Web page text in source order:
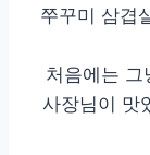
쭈꾸미 삼겹
처음에는 그
사장님이 맛